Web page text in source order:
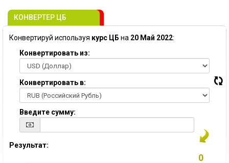
КОНВЕРТЕР ЦБ
Конвертируй используя курс ЦБ на 20 Май 2022:
Конвертировать из:
Конвертировать в:
Введите сумму:
Результат: